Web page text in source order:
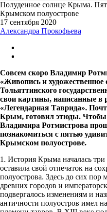
Полуденное солнце Крыма.
Крымском полуострове
17 сентября 2020
Александра Прокофьева
Совсем скоро Владимир
«Живопись и художественное
Тольяттинского
свои картины, написанные в
«Легендарная Таврида».
Крым, готовил этюды.
Владимира Ротмистрова
познакомиться с пятью
Крымском полуострове.
1. История Крыма началась три
оставила свой отпечаток на
полуострова. Здесь до сих пор
древних городов и
подвергалось изменениям и н
античности полуостров имел